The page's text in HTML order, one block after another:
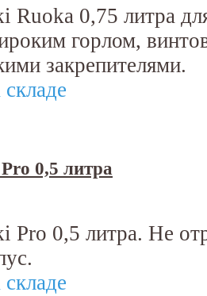
Ruoka 0,75 литра
горлом,
закрепителями.
складе
0,5 литра
Pro 0,5 литра. Не
складе